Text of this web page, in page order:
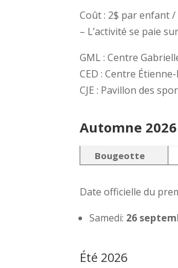
Coût : 2$ par enfant
– L’activité se paie
GML : Centre
CED : Centre
CJE : Pavillon des
Automne 2026
Bougeotte
Date officielle du
Samedi: 26
Été 2026